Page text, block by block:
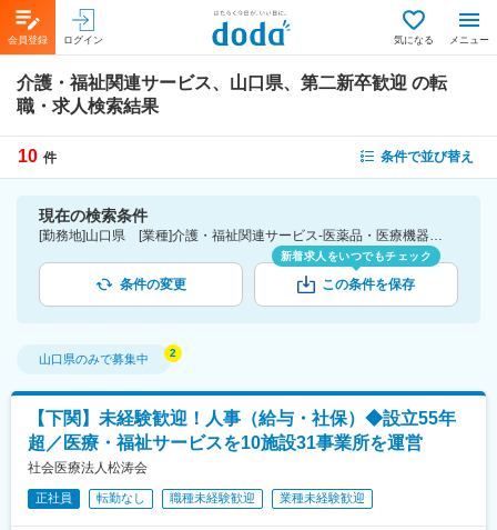
会員登録 ログイン 気になる メニュー
介護・福祉関連サービス、山口県、第二新卒歓迎 の転
職・求人検索結果
10 件 条件で並び替え
現在の検索条件
[勤務地]山口県 [業種]介護・福祉関連サービス-医薬品・医療機器・ライフサイエンス・医療系サービス [詳細条件](募集・採用情報)第二新卒歓迎
条件の変更
新着求人をいつでもチェック
この条件を保存
山口県のみで募集中
【下関】未経験歓迎！人事（給与・社保）◆設立55年
超／医療・福祉サービスを10施設31事業所を運営
社会医療法人松涛会
正社員 転勤なし 職種未経験歓迎 業種未経験歓迎